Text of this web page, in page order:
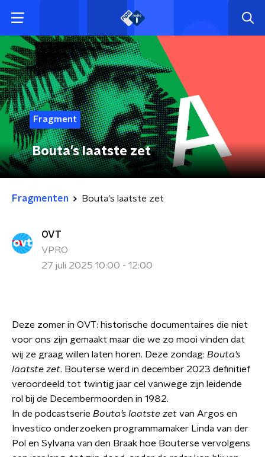
Fragment
Bouta's laatste zet
Fragmenten Bouta's laatste zet
OVT
VPRO
27 juli 2025 10:00 - 12:00
Deze zomer in OVT: historische documentaires die niet
voor ons zijn gemaakt maar die we zo mooi vinden dat
wij ze graag willen laten horen. Deze zondag: Bouta’s
laatste zet. Bouterse werd in december 2023 definitief
veroordeeld tot twintig jaar cel vanwege zijn leidende
rol bij de Decembermoorden in 1982.
In de podcastserie Bouta’s laatste zet van Argos en
Investico onderzoeken programmamaker Linda van der
Pol en Sylvana van den Braak hoe Bouterse vervolgens